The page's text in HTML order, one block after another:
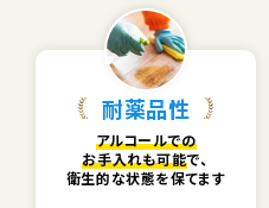
耐薬品性
アルコールでの
お手入れも可能で、
衛生的な状態を保てます